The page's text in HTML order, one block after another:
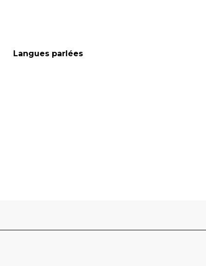
Langues parlées
Langues parlées